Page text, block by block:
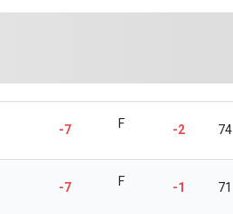
-7 F -2 74
-7 F -1 71